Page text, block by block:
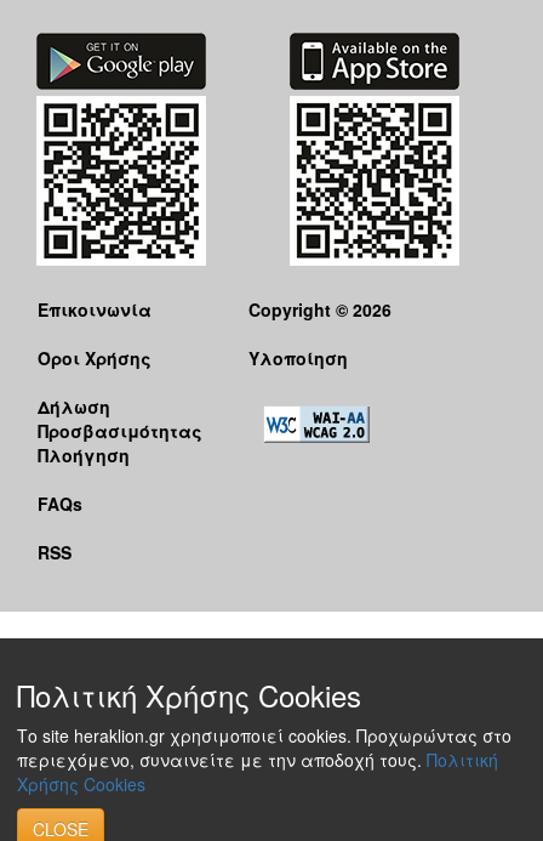
Επικοινωνία
Όροι Χρήσης
Δήλωση
Προσβασιμότητας
Πλοήγηση
FAQs
RSS
Copyright © 2026
Υλοποίηση
Πολιτική Χρήσης Cookies
Το site heraklion.gr χρησιμοποιεί cookies. Προχωρώντας στο
περιεχόμενο, συναινείτε με την αποδοχή τους. Πολιτική
Χρήσης Cookies
CLOSE